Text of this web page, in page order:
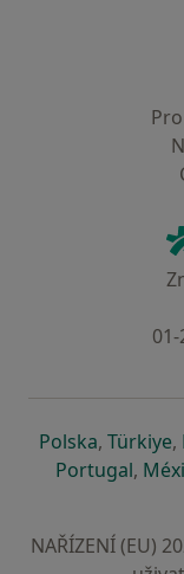
Polskase otevře
, Türkiye,
Portugalse
,
NAŘÍZENÍ (EU)